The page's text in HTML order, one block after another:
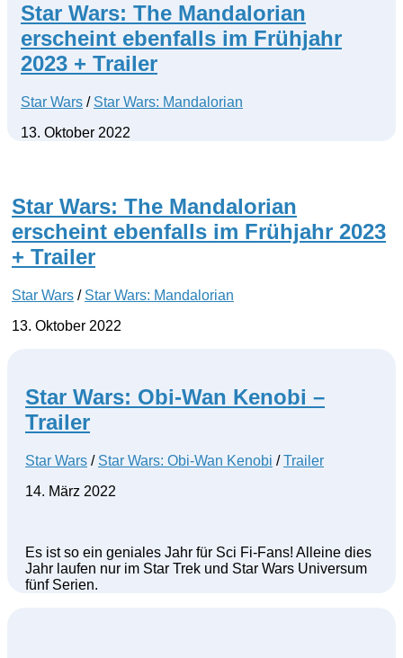
Star Wars: The Mandalorian
erscheint ebenfalls im Frühjahr
2023 + Trailer
Star Wars / Star Wars: Mandalorian
13. Oktober 2022
Star Wars: The Mandalorian
erscheint ebenfalls im Frühjahr 2023
+ Trailer
Star Wars / Star Wars: Mandalorian
13. Oktober 2022
Star Wars: Obi-Wan Kenobi –
Trailer
Star Wars / Star Wars: Obi-Wan Kenobi /Trailer
14. März 2022
Es ist so ein geniales Jahr für Sci Fi-Fans! Alleine dies
Jahr laufen nur im Star Trek und Star Wars Universum
fünf Serien.